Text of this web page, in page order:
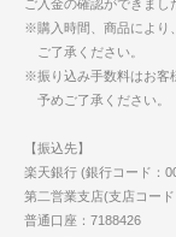
ご入金の確認ができまし
※購入時間、商品により
ご了承ください。
※振り込み手数料はお客
予めご了承ください。
【振込先】
楽天銀行 (銀行コード：
第二営業支店(支店コー
普通口座：7188426